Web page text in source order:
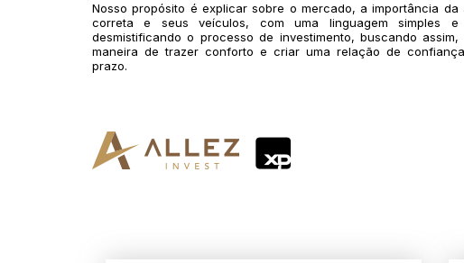
Nosso propósito é explicar sobre o mercado, a importância da
correta e seus veículos, com uma linguagem simples e
desmistificando o processo de investimento, buscando assim,
maneira de trazer conforto e criar uma relação de
prazo.